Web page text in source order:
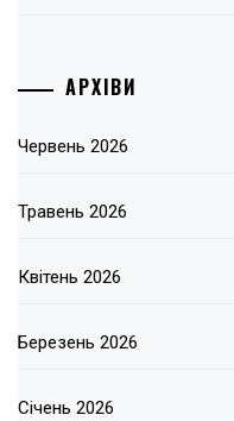
АРХІВИ
Червень 2026
Травень 2026
Квітень 2026
Березень 2026
Січень 2026